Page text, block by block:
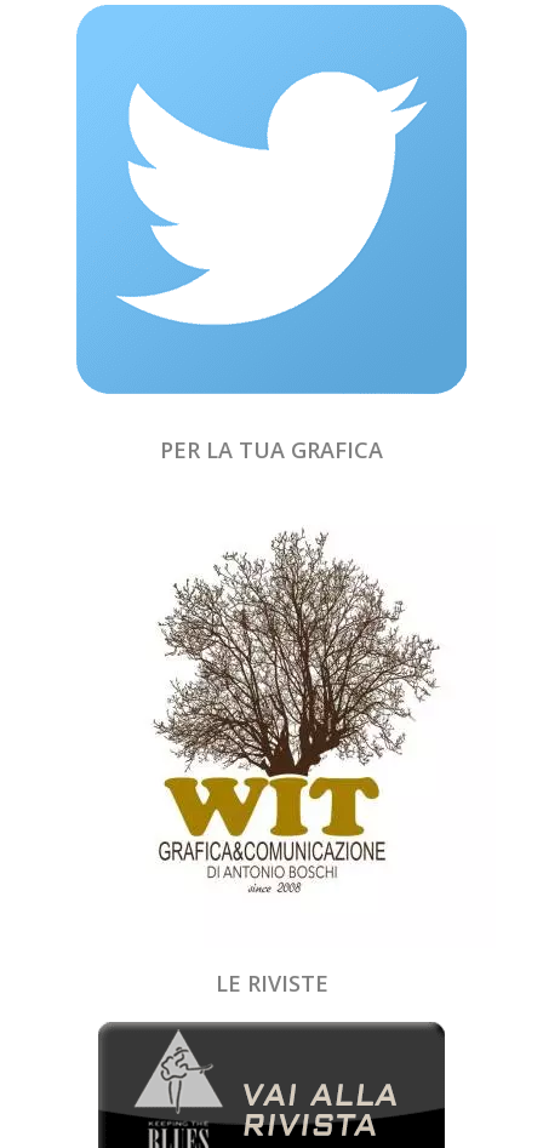
PER LA TUA GRAFICA
LE RIVISTE